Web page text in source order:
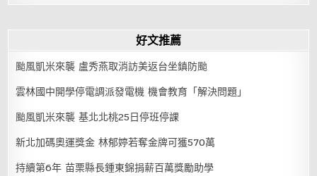
好文推薦
颱風凱米來襲 盧秀燕取消訪美返台坐鎮防颱
雲林國中開學停電調派發電機 機會教育「解決問題」
颱風凱米來襲 基北北桃25日停班停課
新北加碼奧運獎金 林郁婷若奪金牌可獲570萬
持續第6年 苗栗縣長鍾東錦捐薪百萬獎勵助學